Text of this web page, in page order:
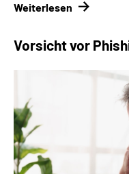
Weiterlesen
Vorsicht vor